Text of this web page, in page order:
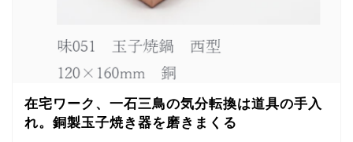
在宅ワーク、一石三鳥の気分転換は道具の手入
れ。銅製玉子焼き器を磨きまくる